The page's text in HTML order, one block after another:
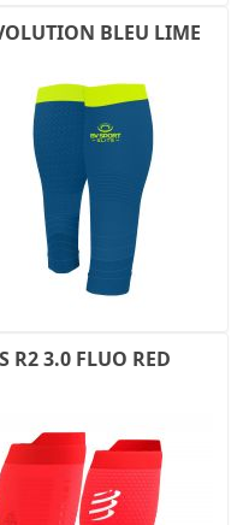
BLEU LIME
R2 3.0 FLUO RED